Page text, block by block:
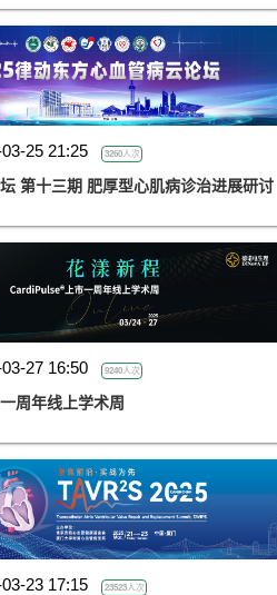
25 21:25 3260人次
第十三期 肥厚型心肌病诊治进展研讨
27 16:50 9240人次
市一周年线上学术周
23 17:15 23523人次